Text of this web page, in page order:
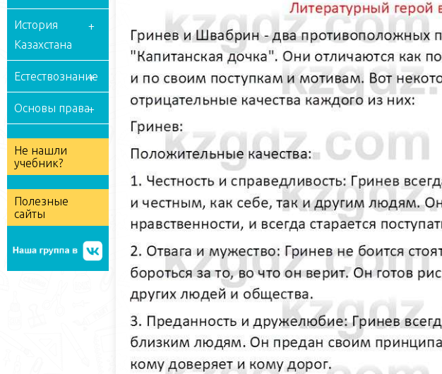
История
Казахстана
Естествознание
Основы права
Не нашли
учебник?
Полезные
сайты